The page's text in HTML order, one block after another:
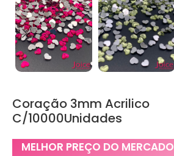
Coração 3mm Acrilico
C/10000Unidades
MELHOR PREÇO DO MERCADO